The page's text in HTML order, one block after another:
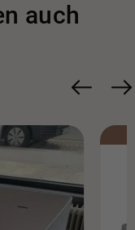
Associati
Maria Camilla
ihre Projekte
für
gehören wie folgt:
auch